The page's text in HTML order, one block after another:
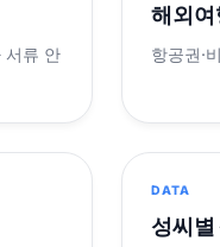
서류 안
해외여
항공권·
DATA
성씨별